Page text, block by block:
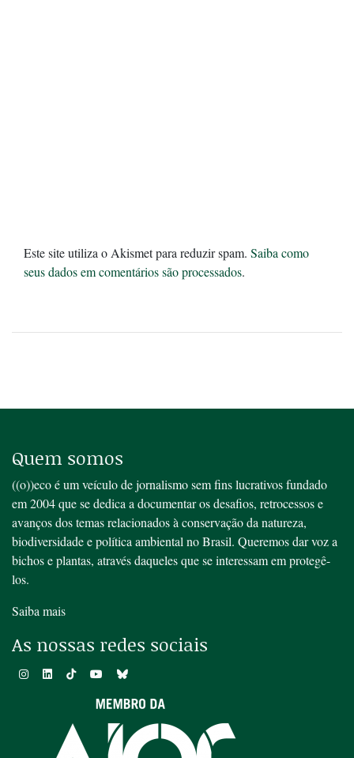
Este site utiliza o Akismet para reduzir spam. Saiba como
seus dados em comentários são processados.
Quem somos
((o))eco é um veículo de jornalismo sem fins lucrativos fundado
em 2004 que se dedica a documentar os desafios, retrocessos e
avanços dos temas relacionados à conservação da natureza,
biodiversidade e política ambiental no Brasil. Queremos dar voz a
bichos e plantas, através daqueles que se interessam em protegê-
los.
Saiba mais
As nossas redes sociais